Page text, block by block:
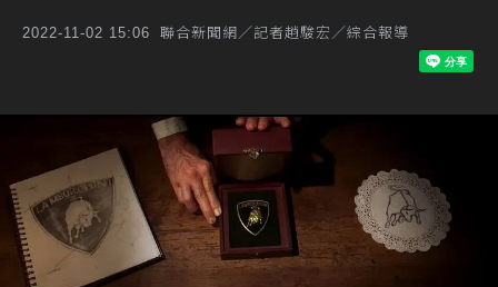
2022-11-02 15:06 聯合新聞網／記者趙駿宏／綜合報導